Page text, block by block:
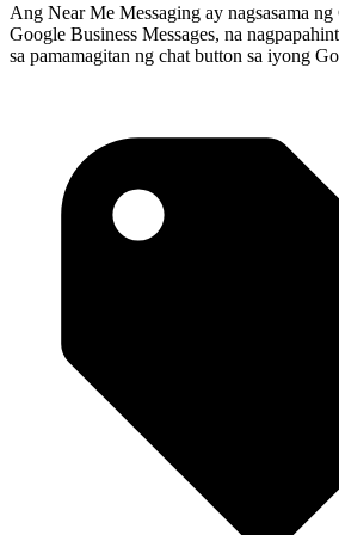
Ang Near Me Messaging ay nagsasama
Google Business Messages, na
sa pamamagitan ng chat button sa iyong